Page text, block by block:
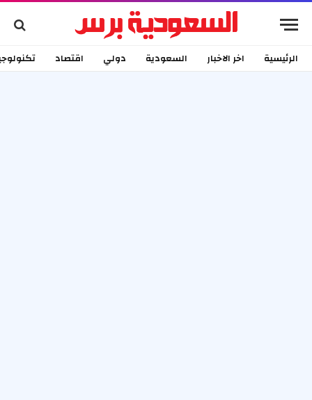
الرئيسية اخر الاخبار السعودية دولي اقتصاد